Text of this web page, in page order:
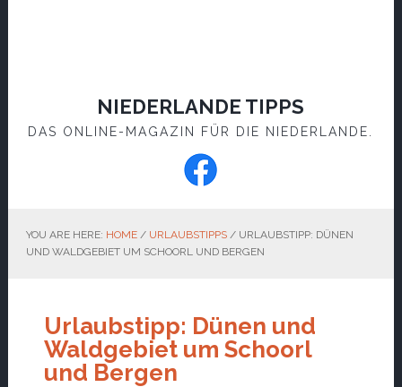
NIEDERLANDE TIPPS
DAS ONLINE-MAGAZIN FÜR DIE NIEDERLANDE.
YOU ARE HERE: HOME / URLAUBSTIPPS /URLAUBSTIPP: DÜNEN
UND WALDGEBIET UM SCHOORL UND BERGEN
Urlaubstipp: Dünen und
Waldgebiet um Schoorl
und Bergen